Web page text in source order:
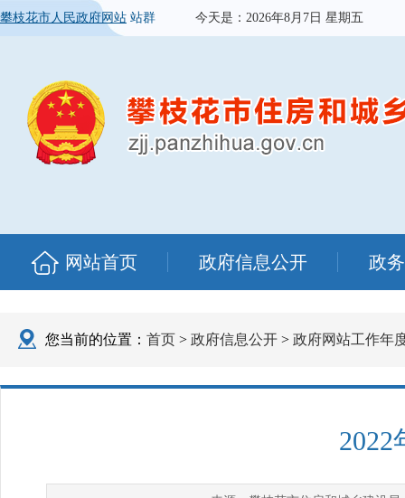
攀枝花市人民政府网站 站群 今天是： 2026年8月7日 星期五
网站首页 政府信息公开 政
您当前的位置： 首页 > 政府信息公开 > 政府网站工作年